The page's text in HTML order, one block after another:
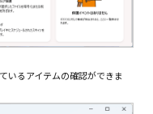
いるアイテムの確認ができま